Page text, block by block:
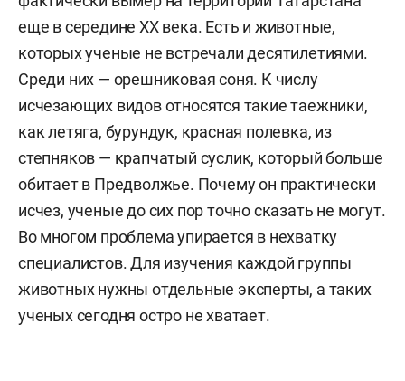
еще в середине ХХ века. Есть и животные,
которых ученые не встречали десятилетиями.
Среди них — орешниковая соня. К числу
исчезающих видов относятся такие таежники,
как летяга, бурундук, красная полевка, из
степняков — крапчатый суслик, который больше
обитает в Предволжье. Почему он практически
исчез, ученые до сих пор точно сказать не могут.
Во многом проблема упирается в нехватку
специалистов. Для изучения каждой группы
животных нужны отдельные эксперты, а таких
ученых сегодня остро не хватает.